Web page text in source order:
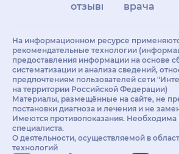
отзывы
врачам
На информационном ресурсе
рекомендательные технологии
предоставления информации на основе
систематизации и анализа сведений,
предпочтениям пользователей сети
на территории Российской Федерации)
Материалы, размещённые на сайте, не
постановки диагноза и лечения и не
Имеются противопоказания. Необходима
специалиста.
О деятельности, осуществляемой в
технологий